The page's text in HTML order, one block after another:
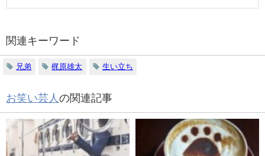
関連キーワード
兄弟 梶原雄太 生い立ち
お笑い芸人 の関連記事